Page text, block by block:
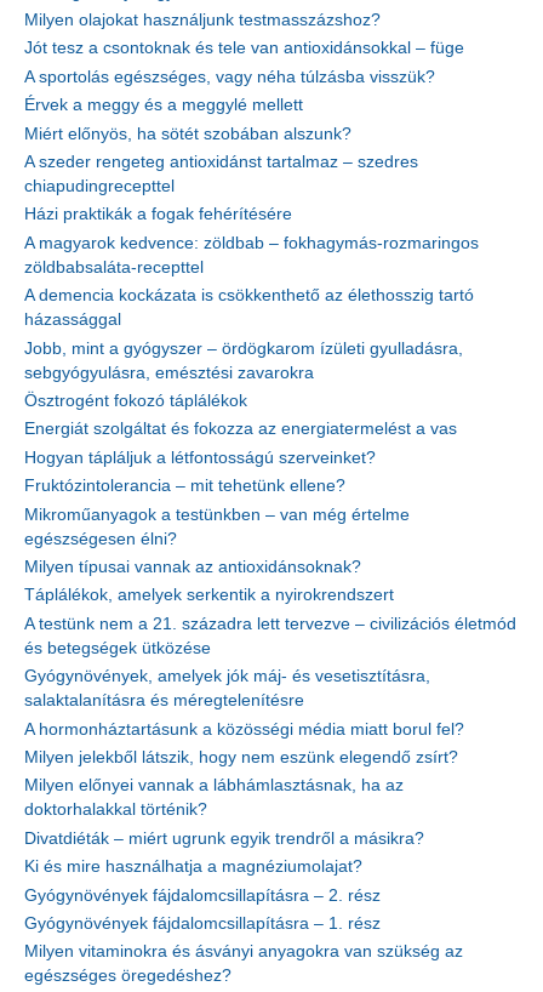
Milyen olajokat használjunk testmasszázshoz?
Jót tesz a csontoknak és tele van antioxidánsokkal – füge
A sportolás egészséges, vagy néha túlzásba visszük?
Érvek a meggy és a meggylé mellett
Miért előnyös, ha sötét szobában alszunk?
A szeder rengeteg antioxidánst tartalmaz – szedres
chiapudingrecepttel
Házi praktikák a fogak fehérítésére
A magyarok kedvence: zöldbab – fokhagymás-rozmaringos
zöldbabsaláta-recepttel
A demencia kockázata is csökkenthető az élethosszig tartó
házassággal
Jobb, mint a gyógyszer – ördögkarom ízületi gyulladásra,
sebgyógyulásra, emésztési zavarokra
Ösztrogént fokozó táplálékok
Energiát szolgáltat és fokozza az energiatermelést a vas
Hogyan tápláljuk a létfontosságú szerveinket?
Fruktózintolerancia – mit tehetünk ellene?
Mikroműanyagok a testünkben – van még értelme
egészségesen élni?
Milyen típusai vannak az antioxidánsoknak?
Táplálékok, amelyek serkentik a nyirokrendszert
A testünk nem a 21. századra lett tervezve – civilizációs életmód
és betegségek ütközése
Gyógynövények, amelyek jók máj- és vesetisztításra,
salaktalanításra és méregtelenítésre
A hormonháztartásunk a közösségi média miatt borul fel?
Milyen jelekből látszik, hogy nem eszünk elegendő zsírt?
Milyen előnyei vannak a lábhámlasztásnak, ha az
doktorhalakkal történik?
Divatdiéták – miért ugrunk egyik trendről a másikra?
Ki és mire használhatja a magnéziumolajat?
Gyógynövények fájdalomcsillapításra – 2. rész
Gyógynövények fájdalomcsillapításra – 1. rész
Milyen vitaminokra és ásványi anyagokra van szükség az
egészséges öregedéshez?